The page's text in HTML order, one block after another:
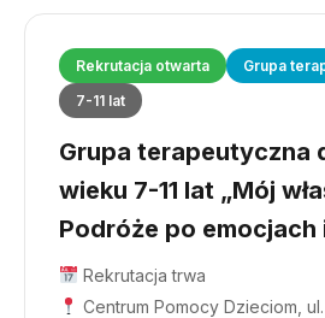
Rekrutacja otwarta
Grupa
7-11 lat
Grupa terapeutyczna
wieku 7-11 lat „Mój
Podróże po emocjach
Rekrutacja trwa
Centrum Pomocy Dzieciom, ul.